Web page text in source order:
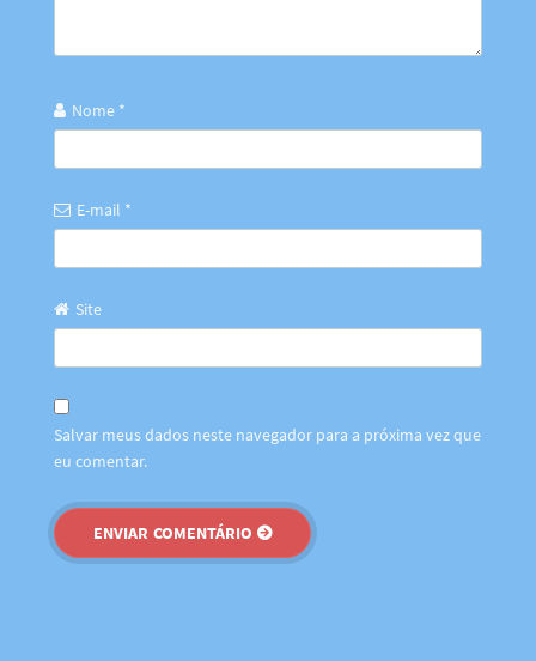
Nome *
E-mail *
Site
Salvar meus dados neste navegador para a próxima vez que
eu comentar.